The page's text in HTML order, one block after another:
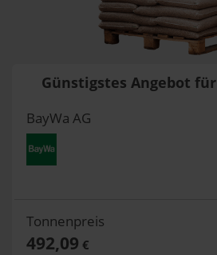
Günstigstes Angebot für
BayWa AG
Tonnenpreis
492,09 €